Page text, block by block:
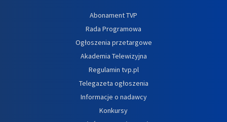
Abonament TVP
Rada Programowa
Ogłoszenia przetargowe
Akademia Telewizyjna
Regulamin tvp.pl
Telegazeta ogłoszenia
Informacje o nadawcy
Konkursy